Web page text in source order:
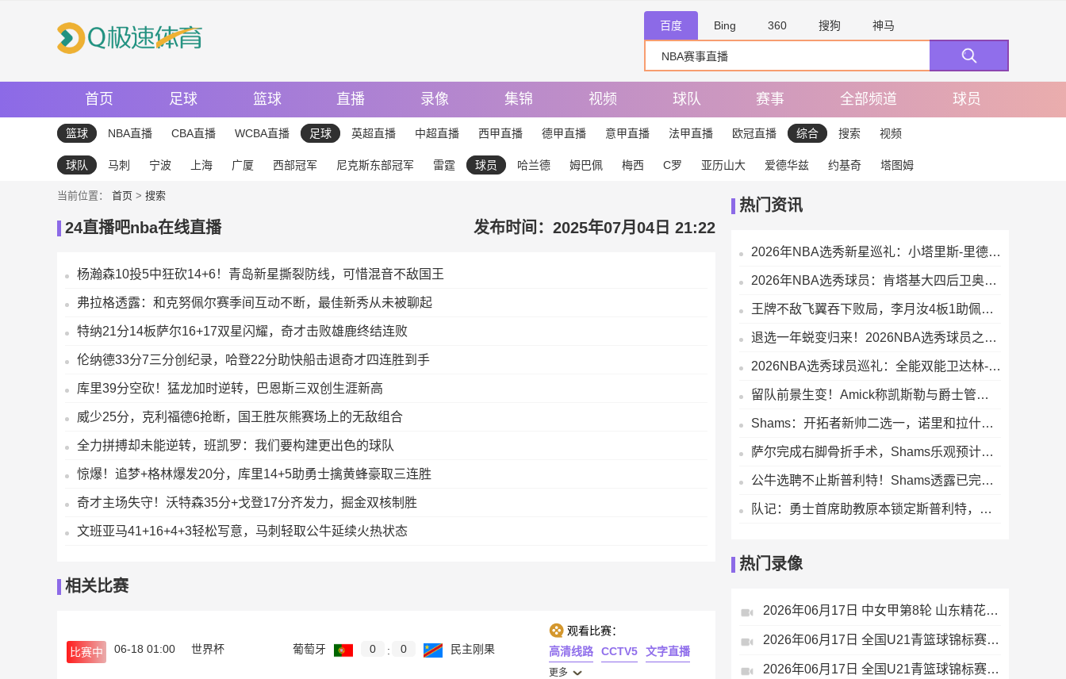
百度 Bing 360 搜狗 神马
首页 足球 篮球 直播 录像 集锦 视频 球队 赛事 全部频道 球员
篮球 NBA直播 CBA直播 WCBA直播 足球 英超直播 中超直播 西甲直播 德甲直播 意甲直播 法甲直播 欧冠直播 综合 搜索 视频
球队 马刺 宁波 上海 广厦 西部冠军 尼克斯东部冠军 雷霆 球员 哈兰德 姆巴佩 梅西 C罗 亚历山大 爱德华兹 约基奇 塔图姆
当前位置： 首页 > 搜索
24直播吧nba在线直播 发布时间：2025年07月04日 21:22
杨瀚森10投5中狂砍14+6！青岛新星撕裂防线，可惜混音不敌国王
弗拉格透露：和克努佩尔赛季间互动不断，最佳新秀从未被聊起
特纳21分14板萨尔16+17双星闪耀，奇才击败雄鹿终结连败
伦纳德33分7三分创纪录，哈登22分助快船击退奇才四连胜到手
库里39分空砍！猛龙加时逆转，巴恩斯三双创生涯新高
威少25分，克利福德6抢断，国王胜灰熊赛场上的无敌组合
全力拼搏却未能逆转，班凯罗：我们要构建更出色的球队
惊爆！追梦+格林爆发20分，库里14+5助勇士擒黄蜂豪取三连胜
奇才主场失守！沃特森35分+戈登17分齐发力，掘金双核制胜
文班亚马41+16+4+3轻松写意，马刺轻取公牛延续火热状态
相关比赛
比赛中 06-18 01:00 世界杯 葡萄牙 0 : 0 民主刚果
观看比赛：
高清线路
CCTV5 文字直播
更多
热门资讯
2026年NBA选秀新星巡礼：小塔里斯-里德的赛场成长轨迹全解析
2026年NBA选秀球员：肯塔基大四后卫奥泰加-奥韦的即战力价值解析
王牌不敌飞翼吞下败局，李月汝4板1助佩奇两双数据带队轻松取胜
退选一年蜕变归来！2026NBA选秀球员之小拉巴伦-菲隆实力解析
2026NBA选秀球员巡礼：全能双能卫达林-彼得森能成为下一个科比吗
留队前景生变！Amick称凯斯勒与爵士管理层存在核心分歧
Shams：开拓者新帅二选一，诺里和拉什布鲁克成最终候选人
萨尔完成右脚骨折手术，Shams乐观预计新赛季开打前就能完全康复
公牛选聘不止斯普利特！Shams透露已完成诺里等三位森林狼助教面试
队记：勇士首席助教原本锁定斯普利特，如今威利-格林成热门候选人
热门录像
2026年06月17日 中女甲第8轮 山东精花女足 VS 青岛西海岸女足 全场录像
2026年06月17日 全国U21青篮球锦标赛男子组 南京同曦U21 VS 山东山高U21 全场录像
2026年06月17日 全国U21青篮球锦标赛男子组 苏科雄狮U21 VS 北控青年U21 全场录像